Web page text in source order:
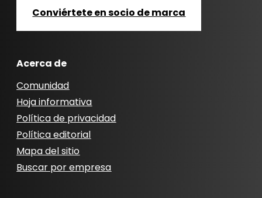
Conviértete en socio de marca
Acerca de
Comunidad
Hoja informativa
Política de privacidad
Política editorial
Mapa del sitio
Buscar por empresa